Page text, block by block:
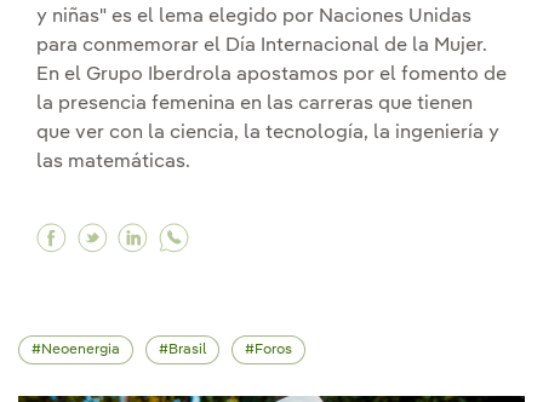
y niñas" es el lema elegido por Naciones Unidas
para conmemorar el Día Internacional de la Mujer.
En el Grupo Iberdrola apostamos por el fomento de
la presencia femenina en las carreras que tienen
que ver con la ciencia, la tecnología, la ingeniería y
las matemáticas.
Facebook Impulsamos la igualdad de
Twitter Impulsamos la igualdad de
Linkedin Impulsamos la igualdad de
Neoenergia Brasil Foros